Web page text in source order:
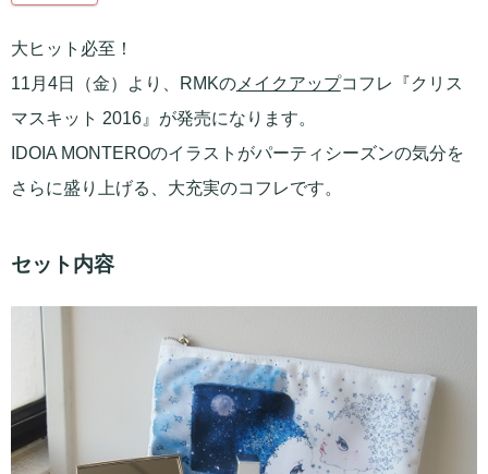
大ヒット必至！
11月4日（金）より、RMKのメイクアップコフレ『クリス
マスキット 2016』が発売になります。
IDOIA MONTEROのイラストがパーティシーズンの気分を
さらに盛り上げる、大充実のコフレです。
セット内容